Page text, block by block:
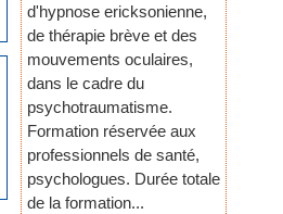
d'hypnose ericksonienne,
de thérapie brève et des
mouvements oculaires,
dans le cadre du
psychotraumatisme.
Formation réservée aux
professionnels de santé,
psychologues. Durée totale
de la formation...